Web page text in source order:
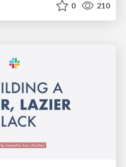
0 210